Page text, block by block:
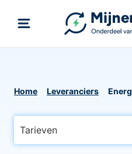
Home Leveranciers
Tarieven